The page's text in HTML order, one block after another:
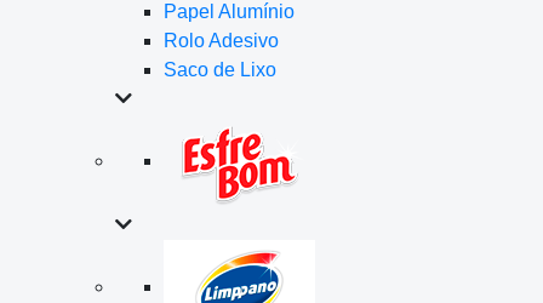
Papel Alumínio
Rolo Adesivo
Saco de Lixo